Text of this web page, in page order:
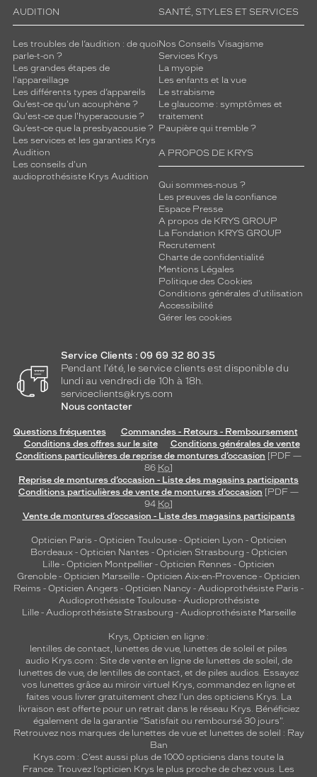
AUDITION
Les troubles de l’audition : de quoi
parle-t-on ?
Les grandes étapes de
l'appareillage
Les différents types d’appareils
Qu’est-ce qu'un acouphène ?
Qu'est-ce que l'hyperacousie ?
Qu’est-ce que la presbyacousie ?
Les services et les garanties Krys
Audition
Les conseils d'un
audioprothésiste Krys Audition
SANTÉ, STYLES ET SERVICES
Nos Conseils Visagisme
Services Krys
La myopie
Les enfants et la vue
Le strabisme
Le glaucome : symptômes et
traitement
Paupière qui tremble ?
A PROPOS DE KRYS
Qui sommes-nous ?
Les preuves de la confiance
Espace Presse
A propos de KRYS GROUP
La Fondation KRYS GROUP
Recrutement
Charte de confidentialité
Mentions Légales
Politique des Cookies
Conditions générales d'utilisation
Accessibilité
Gérer les cookies
Service Clients : 09 69 32 80 35
Pendant l'été, le service clients est disponible du
lundi au vendredi de 10h à 18h.
serviceclients@krys.com
Nous contacter
Questions fréquentes
Commandes - Retours - Remboursement
Conditions des offres sur le site
Conditions générales de vente
Conditions particulières de reprise de montures d’occasion [PDF —
86 Ko]
Reprise de montures d’occasion - Liste des magasins participants
Conditions particulières de vente de montures d’occasion [PDF —
94 Ko]
Vente de montures d’occasion - Liste des magasins participants
Opticien Paris - Opticien Toulouse- Opticien Lyon - Opticien
Bordeaux- Opticien Nantes - Opticien Strasbourg - Opticien
Lille - Opticien Montpellier - Opticien Rennes - Opticien
Grenoble - Opticien Marseille - Opticien Aix-en-Provence - Opticien
Reims - Opticien Angers - Opticien Nancy - Audioprothésiste Paris -
Audioprothésiste Toulouse- Audioprothésiste
Lille- Audioprothésiste Strasbourg - Audioprothésiste Marseille
Krys, Opticien en ligne :
lentilles de contact, lunettes de vue, lunettes de soleil et piles
audio Krys.com : Site de vente en ligne de lunettes de soleil, de
lunettes de vue, de lentilles de contact, et de piles audios. Essayez
vos lunettes grâce au miroir virtuel Krys, commandez en ligne et
faites vous livrer gratuitement chez l'un des opticiens Krys. La
livraison est offerte pour un retrait dans le réseau Krys. Bénéficiez
également de la garantie "Satisfait ou remboursé 30 jours".
Retrouvez nos marques de lunettes de vue et lunettes de soleil : Ray
Ban
Krys.com : C’est aussi plus de 1000 opticiens dans toute la
France. Trouvez l’opticien Krys le plus proche de chez vous. Les